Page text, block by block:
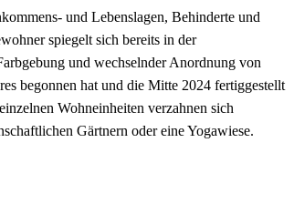
und Lebenslagen, Behinderte und
spiegelt sich bereits in der
und wechselnder Anordnung von
begonnen hat und die Mitte 2024 fertiggestellt
Wohneinheiten verzahnen sich
Gärtnern oder eine Yogawiese.